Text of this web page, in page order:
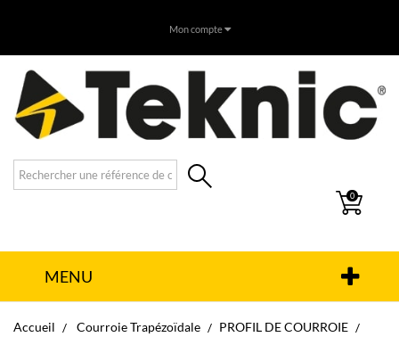
Mon compte
0
MENU
Accueil Courroie Trapézoïdale
PROFIL DE COURROIE